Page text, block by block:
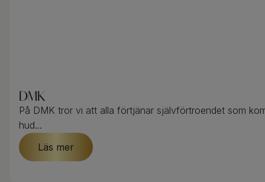
DMK
På DMK tror vi att alla förtjänar självförtroendet som
hud...
Läs mer